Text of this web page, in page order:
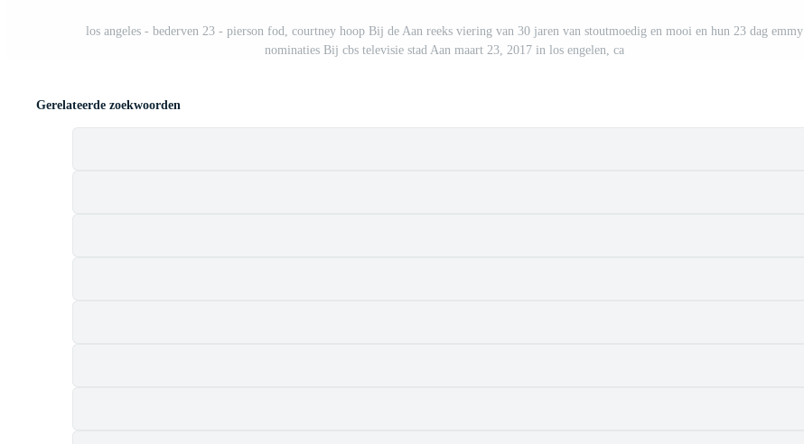
los angeles - bederven 23 - pierson fod, courtney hoop Bij de Aan reeks viering van 30 jaren van stoutmoedig en mooi en hun 23 dag emmy
nominaties Bij cbs televisie stad Aan maart 23, 2017 in los engelen, ca
Gerelateerde zoekwoorden